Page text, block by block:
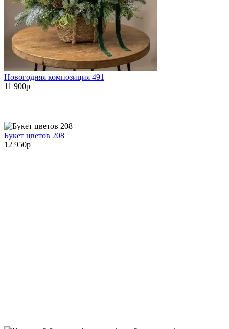
Новогодняя композиция 491
11 900p
Букет цветов 208
12 950p